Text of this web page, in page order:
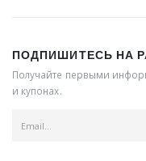
ПОДПИШИТЕСЬ НА
Получайте первыми
и купонах.